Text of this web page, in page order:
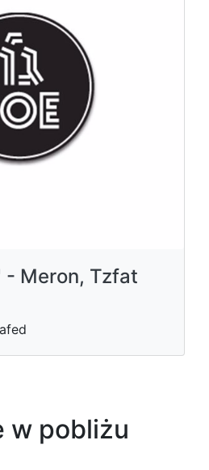
- Meron, Tzfat
w pobliżu